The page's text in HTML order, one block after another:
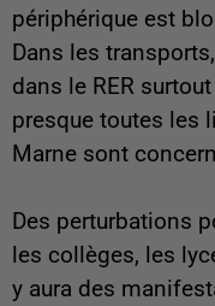
périphérique est
Dans les
dans le RER
presque toutes les
Marne sont
Des perturbations
les collèges, les
y aura des